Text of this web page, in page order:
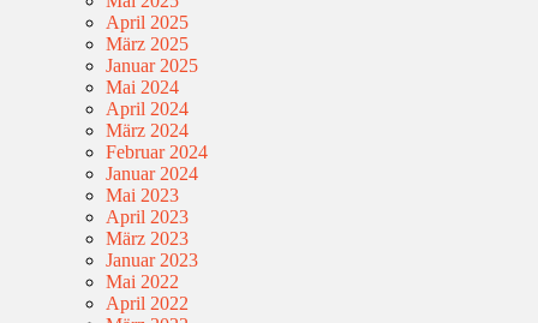
April 2025
März 2025
Januar 2025
Mai 2024
April 2024
März 2024
Februar 2024
Januar 2024
Mai 2023
April 2023
März 2023
Januar 2023
Mai 2022
April 2022